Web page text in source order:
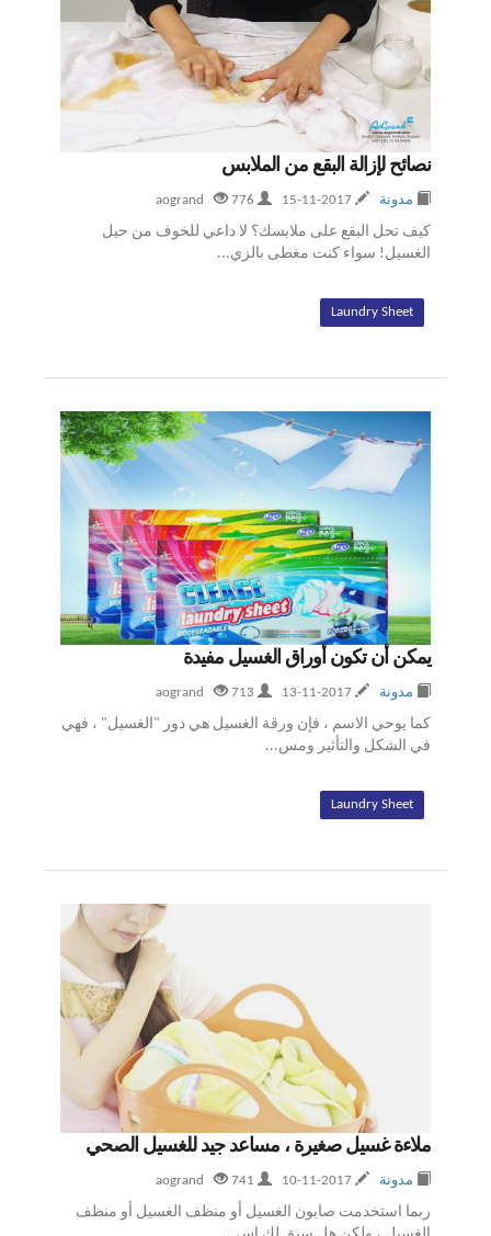
نصائح لإزالة البقع من الملابس
مدونة 776
كيف تحل البقع على ملابسك؟ لا داعي للخوف من حيل
الغسيل! سواء كنت مغطى بالزي...
Laundry Sheet
يمكن أن تكون أوراق الغسيل مفيدة
مدونة 713
كما يوحي الاسم ، فإن ورقة الغسيل هي دور "الغسيل" ، فهي
في الشكل والتأثير ومس...
Laundry Sheet
ملاءة غسيل صغيرة ، مساعد جيد للغسيل الصحي
مدونة 741
ربما استخدمت صابون الغسيل أو منظف الغسيل أو منظف